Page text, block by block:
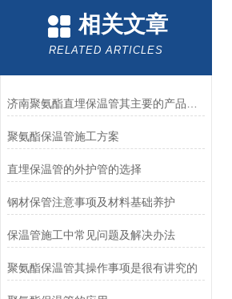
相关文章
RELATED ARTICLES
聚氨酯保温管施工方案
直埋保温管的外护管的选择
钢材保管注意事项及材料基础养护
保温管施工中常见问题及解决办法
聚氨酯保温管其操作事项是很有讲究的